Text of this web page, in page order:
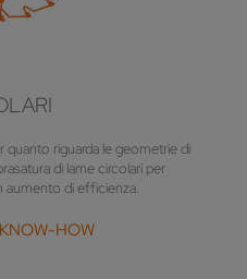
riguarda le geometrie di
di lame circolari per
aumento di efficienza.
HOW